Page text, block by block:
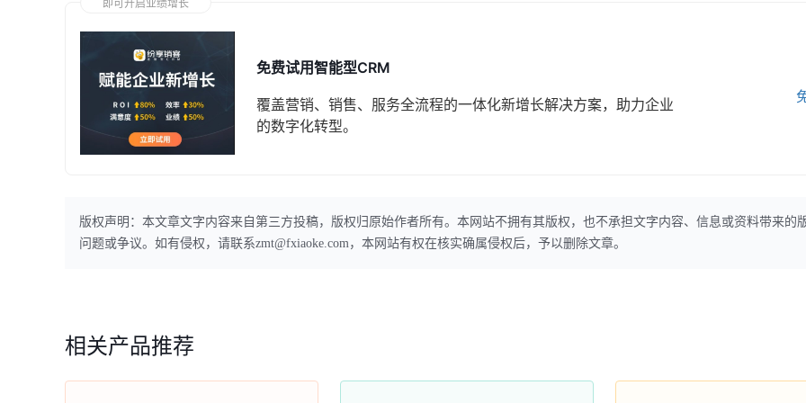
即可开启业绩增长
免费试用智能型CRM
覆盖营销、销售、服务全流程的一体化新增长解决方案，助力企业
的数字化转型。
版权声明：本文章文字内容来自第三方投稿，版权归原始作者所有。本网站不拥有其版权，也不承担文字内容、信息或资料带来的
问题或争议。如有侵权，请联系zmt@fxiaoke.com，本网站有权在核实确属侵权后，予以删除文章。
相关产品推荐